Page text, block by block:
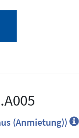
(Anmietung))